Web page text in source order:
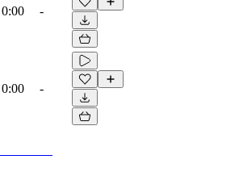
0:00 -
0:00 -